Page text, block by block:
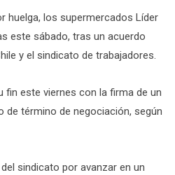
huelga, los supermercados Líder
este sábado, tras un acuerdo
y el sindicato de trabajadores.
fin este viernes con la firma de un
de término de negociación, según
sindicato por avanzar en un